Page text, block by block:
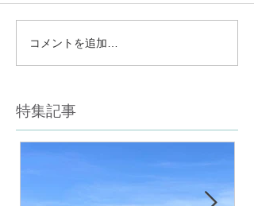
コメントを追加…
特集記事